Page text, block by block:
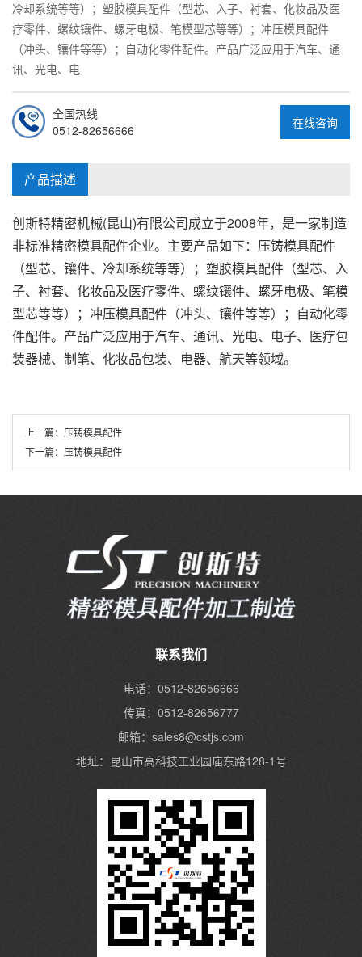
冷却系统等等）；塑胶模具配件（型芯、入子、衬套、化妆品及医
疗零件、螺纹镶件、螺牙电极、笔模型芯等等）；冲压模具配件
（冲头、镶件等等）；自动化零件配件。产品广泛应用于汽车、通
讯、光电、电
在线咨询
全国热线
0512-82656666
产品描述
创斯特精密机械(昆山)有限公司成立于2008年，是一家制造
非标准精密模具配件企业。主要产品如下：压铸模具配件
（型芯、镶件、冷却系统等等）；塑胶模具配件（型芯、入
子、衬套、化妆品及医疗零件、螺纹镶件、螺牙电极、笔模
型芯等等）；冲压模具配件（冲头、镶件等等）；自动化零
件配件。产品广泛应用于汽车、通讯、光电、电子、医疗包
装器械、制笔、化妆品包装、电器、航天等领域。
上一篇： 压铸模具配件
下一篇： 压铸模具配件
联系我们
电话：0512-82656666
传真：0512-82656777
邮箱：sales8@cstjs.com
地址：昆山市高科技工业园庙东路128-1号